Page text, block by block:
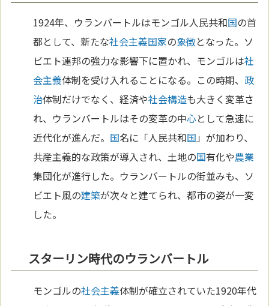
1924年、ウランバートルはモンゴル人民共和国の首
都として、新たな社会主義国家の象徴となった。ソ
ビエト連邦の強力な影響下に置かれ、モンゴルは社
会主義体制を受け入れることになる。この時期、 政
治体制だけでなく、経済や社会構造も大きく変革さ
れ、ウランバートルはその変革の中心として急速に
近代化が進んだ。 国名に「人民共和国 」が加わり、
共産主義的な政策が導入され、土地の国有化や農業
集団化が進行した。ウランバートルの街並みも、ソ
ビエト風の建築が次々と建てられ、都市の姿が一変
した。
スターリン時代のウランバートル
モンゴルの社会主義体制が確立されていた1920年代